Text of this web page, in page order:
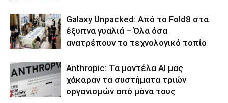
Galaxy Unpacked: Από το Fold8 στα
έξυπνα γυαλιά – Όλα όσα
ανατρέπουν το τεχνολογικό τοπίο
Anthropic: Τα μοντέλα AI μας
χάκαραν τα συστήματα τριών
οργανισμών από μόνα τους